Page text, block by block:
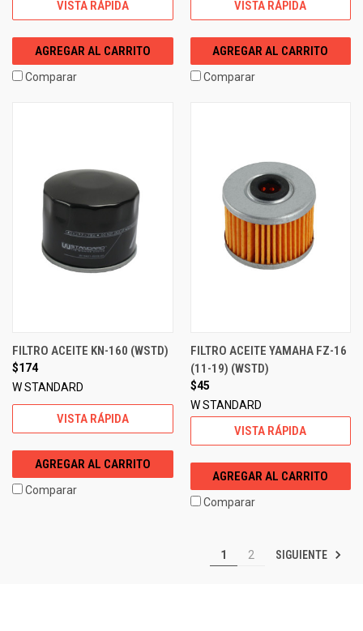
VISTA RÁPIDA
AGREGAR AL CARRITO
Comparar
VISTA RÁPIDA
AGREGAR AL CARRITO
Comparar
FILTRO ACEITE KN-160 (WSTD)
$174
W STANDARD
VISTA RÁPIDA
AGREGAR AL CARRITO
Comparar
FILTRO ACEITE YAMAHA FZ-16
(11-19) (WSTD)
$45
W STANDARD
VISTA RÁPIDA
AGREGAR AL CARRITO
Comparar
1 2 SIGUIENTE